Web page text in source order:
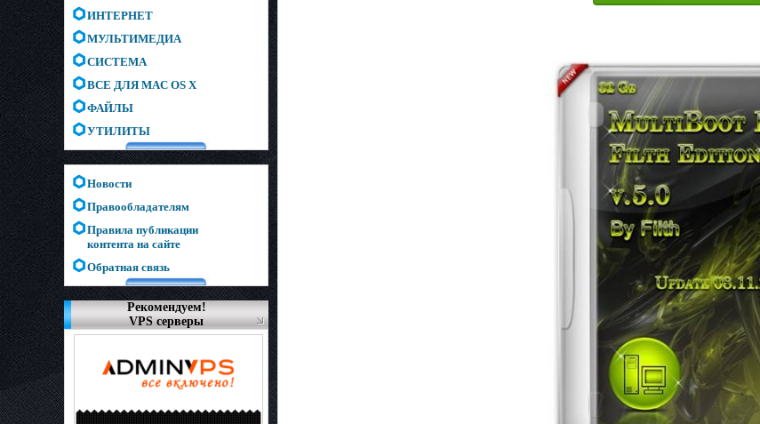
ИНТЕРНЕТ
МУЛЬТИМЕДИА
СИСТЕМА
ВСЕ ДЛЯ MAC OS X
ФАЙЛЫ
УТИЛИТЫ
Новости
Правообладателям
Правила публикации
контента на сайте
Обратная связь
Рекомендуем!
VPS серверы